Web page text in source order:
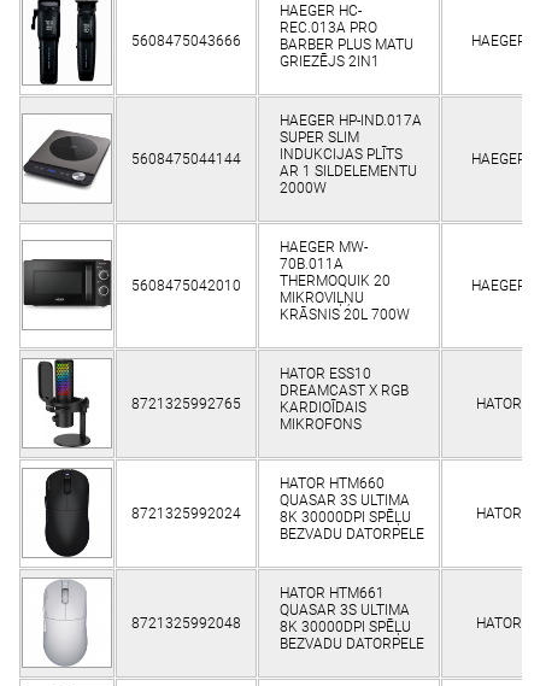
5608475043666
HAEGER HC-
REC.013A PRO
BARBER PLUS MATU
GRIEZĒJS 2IN1
HAEGER
5608475044144
HAEGER HP-IND.017A
SUPER SLIM
INDUKCIJAS PLĪTS
AR 1 SILDELEMENTU
2000W
HAEGER
5608475042010
HAEGER MW-
70B.011A
THERMOQUIK 20
MIKROVIĻŅU
KRĀSNIS 20L 700W
HAEGER
8721325992765
HATOR ESS10
DREAMCAST X RGB
KARDIOĪDAIS
MIKROFONS
HATOR
8721325992024
HATOR HTM660
QUASAR 3S ULTIMA
8K 30000DPI SPĒĻU
BEZVADU DATORPELE
HATOR
8721325992048
HATOR HTM661
QUASAR 3S ULTIMA
8K 30000DPI SPĒĻU
BEZVADU DATORPELE
HATOR